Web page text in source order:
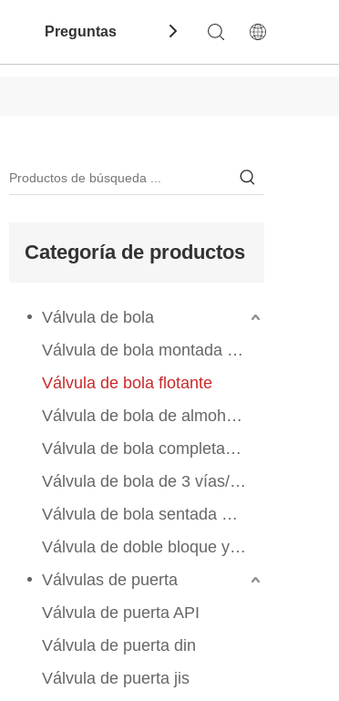
Preguntas Frecuentes Contáctenos
Categoría de productos
Válvula de bola
Válvula de bola montada en el muelle
Válvula de bola flotante
Válvula de bola de almohadilla de montaje
Válvula de bola completamente soldada
Válvula de bola de 3 vías/4 vías
Válvula de bola sentada de metal
Válvula de doble bloque y sangrado
Válvulas de puerta
Válvula de puerta API
Válvula de puerta din
Válvula de puerta jis